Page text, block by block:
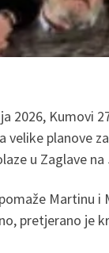
2026, Kumovi
velike
u Zaglave na
Martinu i
pretjerano je